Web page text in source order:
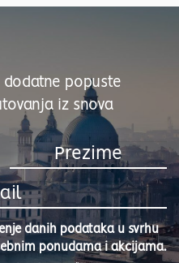
popuste
iz snova
danih podataka u svrhu
ponudama i akcijama.